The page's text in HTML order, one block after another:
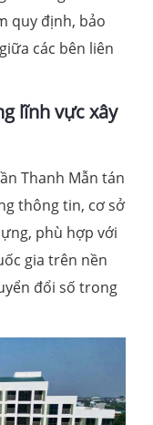
quy định, bảo
các bên liên
lĩnh vực xây
Thanh Mẫn tán
thông tin, cơ sở
phù hợp với
gia trên nền
đổi số trong